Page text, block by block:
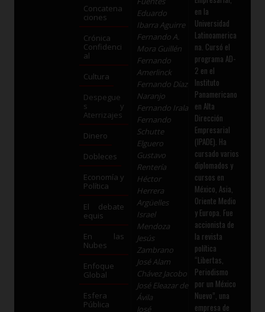
Concatena
ciones
Crónica
Confidenci
al
Cultura
Despegue
s y
Aterrizajes
Dinero
Dobleces
Economía y
Política
El debate
equis
En las
Nubes
Enfoque
Global
Esfera
Pública
Eduardo
Ibarra Aguirre
Fernando A.
Mora Guillén
Fernando
Amerlinck
Fernando Díaz
Naranjo
Fernando Irala
Fernando
Schutte
Elguero
Gustavo
Rentería
Héctor
Herrera
Argüelles
Israel
Mendoza
Jesús
Zambrano
José Alam
Chávez Jacobo
José Eleazar de
Ávila
José
en la
Universidad
Latinoamerica
na. Cursó el
programa AD-
2 en el
Instituto
Panamericano
en Alta
Dirección
Empresarial
(IPADE). Ha
cursado varios
diplomados y
cursos en
México, Asia,
Oriente Medio
y Europa. Fue
accionista de
la revista
política
“Libertas,
Periodismo
por un México
Nuevo”, una
empresa de